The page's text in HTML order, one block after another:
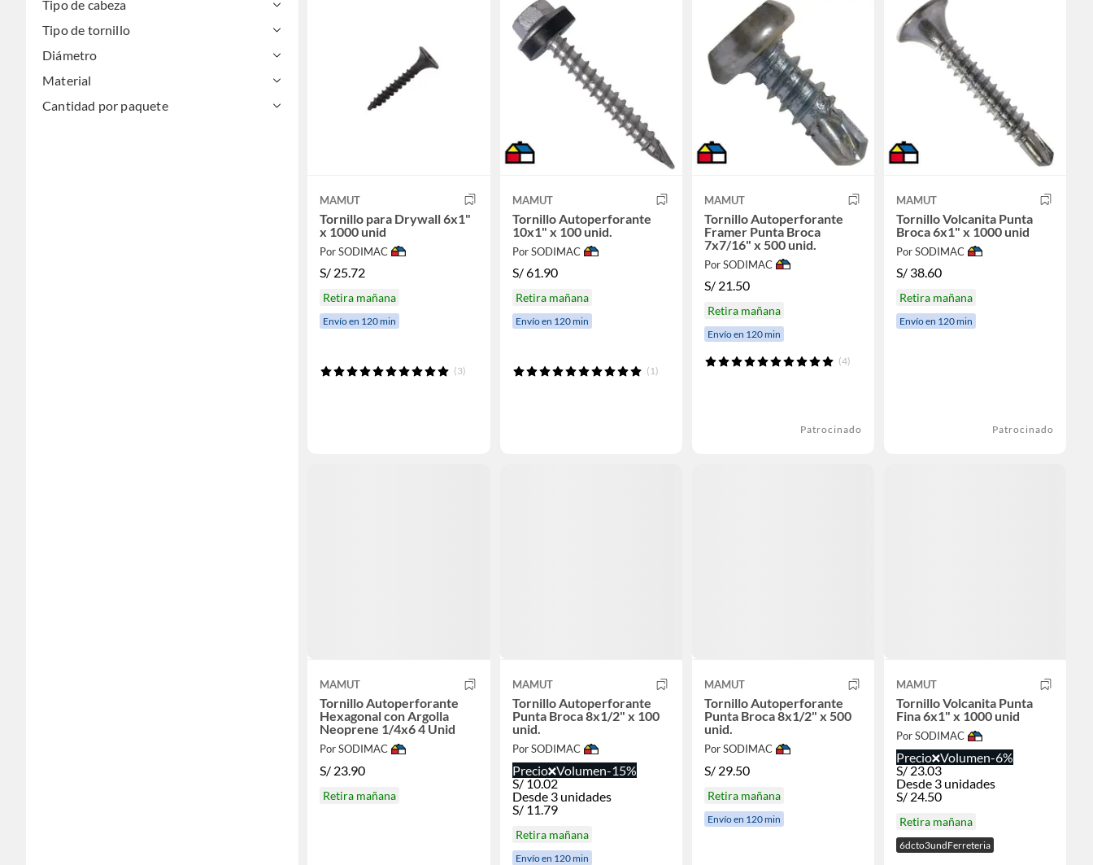
Tipo de cabeza
Tipo de tornillo
Diámetro
Material
Cantidad por paquete
MAMUT
Tornillo para Drywall 6x1"
x 1000 unid
Por SODIMAC
S/ 25.72
Retira mañana
Envío en 120 min
(3)
MAMUT
Tornillo Autoperforante
10x1" x 100 unid.
Por SODIMAC
S/61.90
Retira mañana
Envío en 120 min
(1)
MAMUT
Tornillo Autoperforante
Framer Punta Broca
7x7/16" x 500 unid.
Por SODIMAC
S/ 21.50
Retira mañana
Envío en 120 min
(4)
Patrocinado
MAMUT
Tornillo Volcanita Punta
Broca 6x1" x 1000 unid
Por SODIMAC
S/ 38.60
Retira mañana
Envío en 120 min
Patrocinado
MAMUT
Tornillo Autoperforante
Hexagonal con Argolla
Neoprene 1/4x6 4 Unid
Por SODIMAC
S/ 23.90
Retira mañana
MAMUT
Tornillo Autoperforante
Punta Broca 8x1/2" x 100
unid.
Por SODIMAC
Precio Volumen-15%
S/10.02
Desde 3 unidades
S/ 11.79
Retira mañana
Envío en 120 min
MAMUT
Tornillo Autoperforante
Punta Broca 8x1/2" x 500
unid.
Por SODIMAC
S/ 29.50
Retira mañana
Envío en 120 min
MAMUT
Tornillo Volcanita Punta
Fina 6x1" x 1000 unid
Por SODIMAC
Precio Volumen-6%
S/23.03
Desde 3 unidades
S/ 24.50
Retira mañana
6dcto3undFerreteria